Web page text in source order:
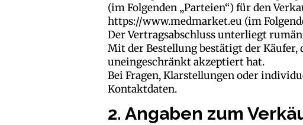
(im Folgenden „Parteien“) für den
https://www.medmarket.eu (im
Der Vertragsabschluss unterliegt
Mit der Bestellung bestätigt der Käufer,
uneingeschränkt akzeptiert hat.
Bei Fragen, Klarstellungen oder
Kontaktdaten.
2. Angaben zum